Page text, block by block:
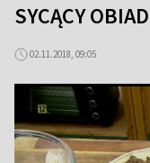
SYCĄCY
02.11.2018, 09:05